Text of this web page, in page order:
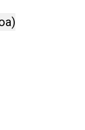
Cruz